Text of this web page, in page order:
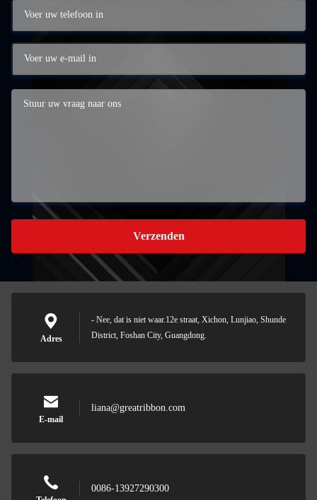
Verzenden
Adres
- Nee, dat is niet waar.12e straat, Xichon, Lunjiao, Shunde
District, Foshan City, Guangdong.
E-mail
liana@greatribbon.com
0086-13927290300